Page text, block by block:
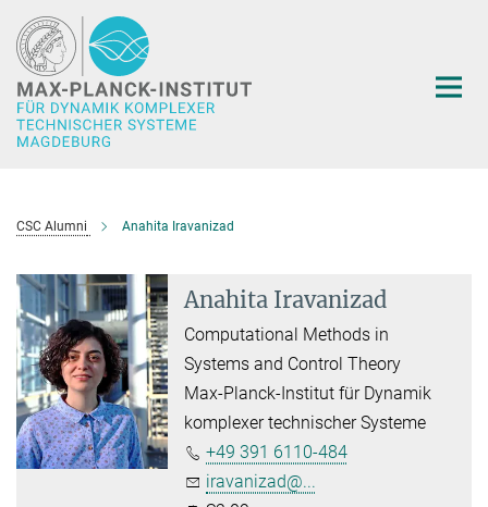
Hauptinhalt
CSC Alumni Anahita Iravanizad
Anahita Iravanizad
Computational Methods in
Systems and Control Theory
Max-Planck-Institut für Dynamik
komplexer technischer Systeme
+49 391 6110-484
iravanizad@...